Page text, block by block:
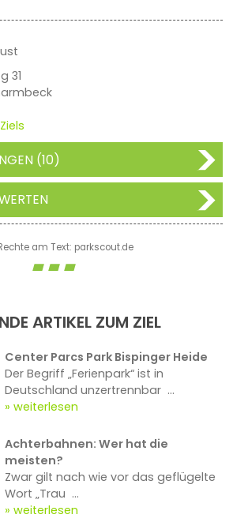
31
(10)
am Text: parkscout.de
ARTIKEL ZUM ZIEL
Center Parcs Park Bispinger Heide
Der Begriff „Ferienpark“ ist in
Deutschland unzertrennbar ...
weiterlesen
Achterbahnen: Wer hat die
meisten?
Zwar gilt nach wie vor das geflügelte
Wort „Trau ...
weiterlesen